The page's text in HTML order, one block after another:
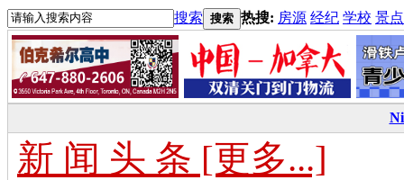
搜索 搜索 热搜: 房源 经纪 学校 景点
新 闻 头 条 [更多...]